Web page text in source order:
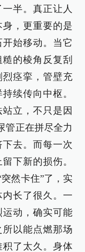
半。真正让人
，更重要的是
始移动。当它
的棱角反复刮
痉挛，管壁充
续传向中枢。
立，不只是因
管正在拼尽全力
去。而每一次
下新的损伤。
然卡住”了，实
长了很久。一
动，确实可能
以能点燃那场
了太久。身体